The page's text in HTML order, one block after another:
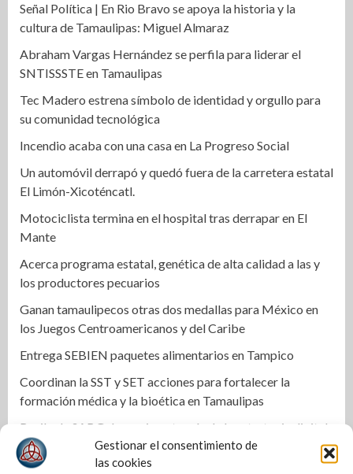
Gestionar el consentimiento de
las cookies
Señal Política | En Rio Bravo se apoya la historia y la
cultura de Tamaulipas: Miguel Almaraz
Abraham Vargas Hernández se perfila para liderar el
SNTISSSTE en Tamaulipas
Tec Madero estrena símbolo de identidad y orgullo para
su comunidad tecnológica
Incendio acaba con una casa en La Progreso Social
Un automóvil derrapó y quedó fuera de la carretera estatal
El Limón-Xicoténcatl.
Motociclista termina en el hospital tras derrapar en El
Mante
Acerca programa estatal, genética de alta calidad a las y
los productores pecuarios
Ganan tamaulipecos otras dos medallas para México en
los Juegos Centroamericanos y del Caribe
Entrega SEBIEN paquetes alimentarios en Tampico
Coordinan la SST y SET acciones para fortalecer la
formación médica y la bioética en Tamaulipas
Recibe la SABG denuncias a través de la estrategia digital
«Tamaulipas te conecta»